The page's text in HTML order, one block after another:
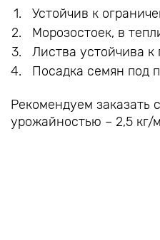
Устойчив к
Морозостоек, в
Листва устойчива
Посадка семян под
Рекомендуем заказать
урожайностью – 2,5 кг/